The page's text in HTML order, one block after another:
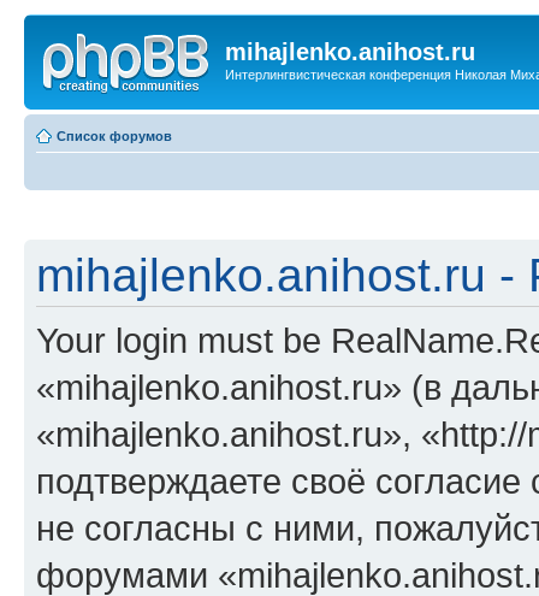
mihajlenko.anihost.ru
Интерлингвистическая конференция Николая
Список форумов
mihajlenko.anihost.ru -
Your login must be
«mihajlenko.anihost.ru» (в
«mihajlenko.anihost.ru»,
подтверждаете своё
не согласны с ними,
форумами